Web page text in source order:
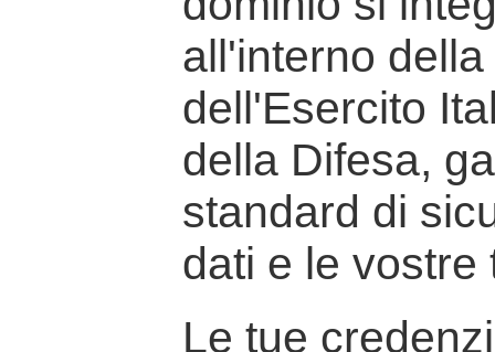
all'interno
dell'Esercito
della Difesa,
standard di
dati e le vostre
Le tue